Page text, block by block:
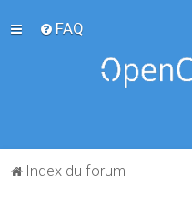
FAQ
Index du forum